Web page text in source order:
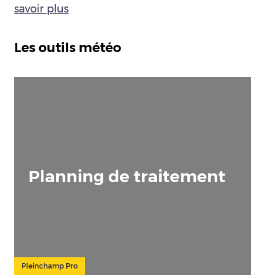
savoir plus
Les outils météo
Planning de traitement
Pleinchamp Pro